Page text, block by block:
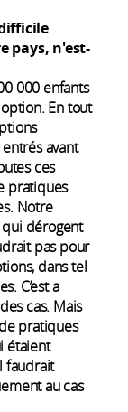
pays, n'est-
000 enfants
En tout
avant
ces
pratiques
Notre
dérogent
pas pour
dans tel
C’est a
cas. Mais
pratiques
étaient
faudrait
au cas